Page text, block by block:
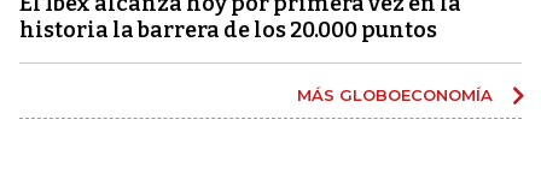
historia la barrera de los 20.000 puntos
MÁS GLOBOECONOMÍA